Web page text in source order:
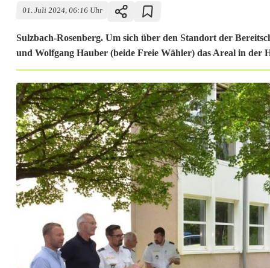
01. Juli 2024, 06:16 Uhr
Sulzbach-Rosenberg. Um sich über den Standort der
und Wolfgang Hauber (beide Freie Wähler) das Areal in der
B
e
s
u
c
h